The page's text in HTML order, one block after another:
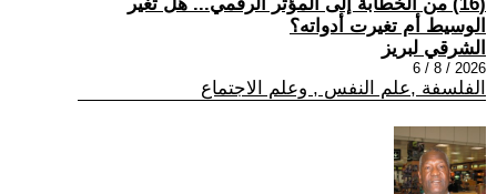
الوسيط أم تغيرت أدواته؟
الشرقي لبريز
2026 / 8 / 6
الفلسفة ,علم النفس , وعلم الاجتماع